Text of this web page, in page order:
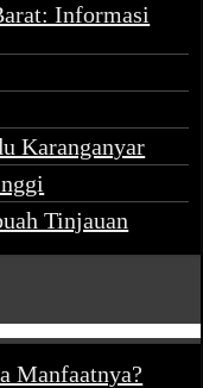
Informasi
Karanganyar
Tinjauan
Manfaatnya?